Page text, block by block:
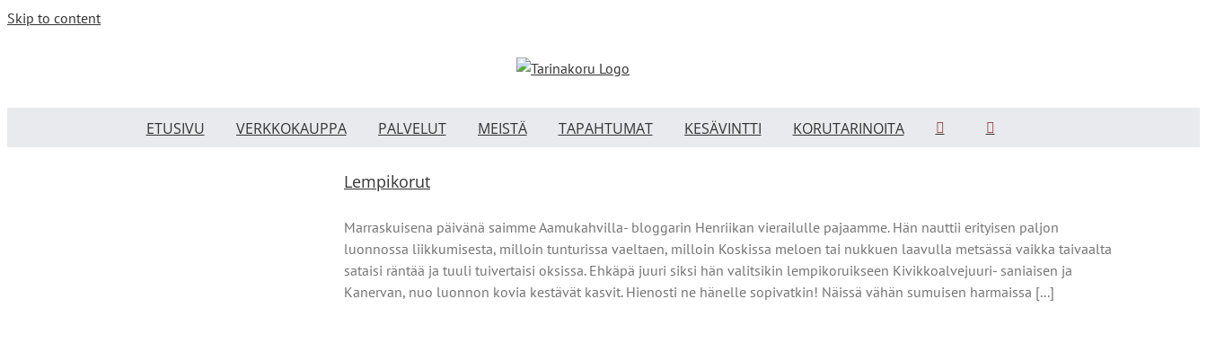
Skip to content
ETUSIVU VERKKOKAUPPA PALVELUT MEISTÄ TAPAHTUMAT KESÄVINTTI KORUTARINOITA
Lempikorut
Marraskuisena päivänä saimme Aamukahvilla- bloggarin Henriikan vierailulle pajaamme. Hän nauttii erityisen paljon
luonnossa liikkumisesta, milloin tunturissa vaeltaen, milloin Koskissa meloen tai nukkuen laavulla metsässä vaikka taivaalta
sataisi räntää ja tuuli tuivertaisi oksissa. Ehkäpä juuri siksi hän valitsikin lempikoruikseen Kivikkoalvejuuri- saniaisen ja
Kanervan, nuo luonnon kovia kestävät kasvit. Hienosti ne hänelle sopivatkin! Näissä vähän sumuisen harmaissa [...]